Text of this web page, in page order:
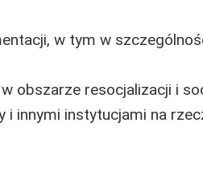
w tym w
obszarze resocjalizacji i
i innymi instytucjami na